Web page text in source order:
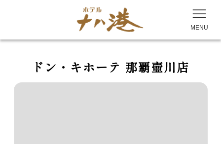
MENU
ドン・キホーテ 那覇壺川店